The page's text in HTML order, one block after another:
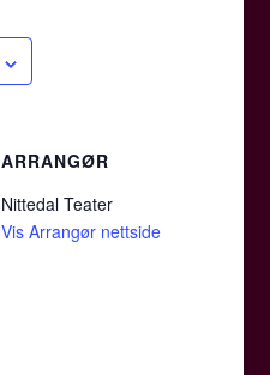
ARRANGØR
Nittedal Teater
Vis Arrangør nettside